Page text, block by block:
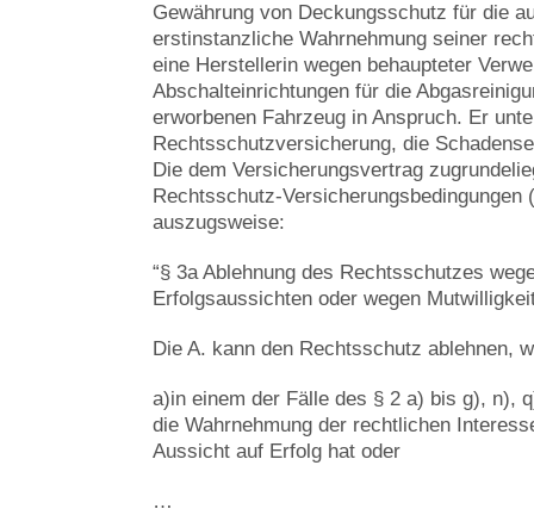
Gewährung von Deckungsschutz für die
erstinstanzliche Wahrnehmung seiner
eine Herstellerin wegen behaupteter
Abschalteinrichtungen für die
erworbenen Fahrzeug in Anspruch. Er
Rechtsschutzversicherung, die
Die dem Versicherungsvertrag
Rechtsschutz-Versicherungsbedingungen
auszugsweise:
“§ 3a Ablehnung des Rechtsschutzes
Erfolgsaussichten oder wegen
Die A. kann den Rechtsschutz ablehnen,
a)in einem der Fälle des § 2 a) bis g), n),
die Wahrnehmung der rechtlichen
Aussicht auf Erfolg hat oder
…